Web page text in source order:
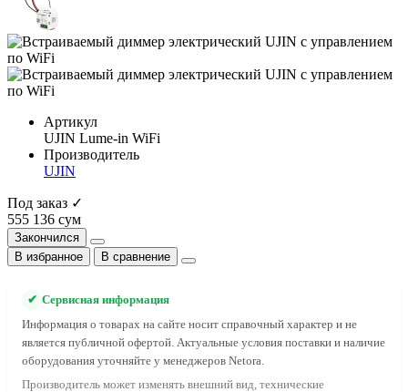
Артикул
UJIN Lume-in WiFi
Производитель
UJIN
Под заказ ✓
555 136 сум
Закончился
В избранное
В сравнение
✔ Сервисная информация
Информация о товарах на сайте носит справочный характер и не
является публичной офертой. Актуальные условия поставки и наличие
оборудования уточняйте у менеджеров Netora.
Производитель может изменять внешний вид, технические